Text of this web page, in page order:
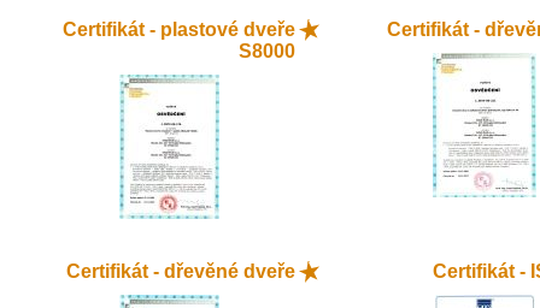
Certifikát - plastové dveře
S8000
Certifikát -
Certifikát - dřevěné dveře Certifikát -